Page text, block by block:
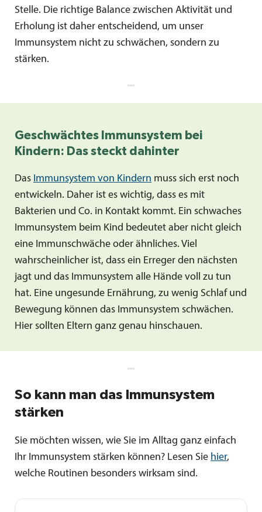
Stelle. Die richtige Balance zwischen Aktivität und
Erholung ist daher entscheidend, um unser
Immunsystem nicht zu schwächen, sondern zu
stärken.
Geschwächtes Immunsystem bei
Kindern: Das steckt dahinter
Das Immunsystem von Kindern muss sich erst noch
entwickeln. Daher ist es wichtig, dass es mit
Bakterien und Co. in Kontakt kommt. Ein schwaches
Immunsystem beim Kind bedeutet aber nicht gleich
eine Immunschwäche oder ähnliches. Viel
wahrscheinlicher ist, dass ein Erreger den nächsten
jagt und das Immunsystem alle Hände voll zu tun
hat. Eine ungesunde Ernährung, zu wenig Schlaf und
Bewegung können das Immunsystem schwächen.
Hier sollten Eltern ganz genau hinschauen.
So kann man das Immunsystem
stärken
Sie möchten wissen, wie Sie im Alltag ganz einfach
Ihr Immunsystem stärken können? Lesen Sie hier,
welche Routinen besonders wirksam sind.